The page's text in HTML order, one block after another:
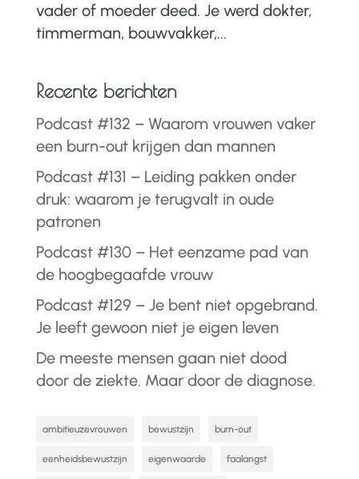
vader of moeder deed. Je werd dokter,
timmerman, bouwvakker,...
Recente berichten
Podcast #132 – Waarom vrouwen vaker
een burn-out krijgen dan mannen
Podcast #131 – Leiding pakken onder
druk: waarom je terugvalt in oude
patronen
Podcast #130 – Het eenzame pad van
de hoogbegaafde vrouw
Podcast #129 – Je bent niet opgebrand.
Je leeft gewoon niet je eigen leven
De meeste mensen gaan niet dood
door de ziekte. Maar door de diagnose.
ambitieuzevrouwen bewustzijn burn-out
eenheidsbewustzijn eigenwaarde faalangst